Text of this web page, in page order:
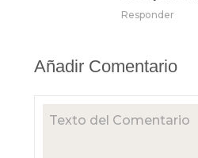
Responder
Añadir Comentario